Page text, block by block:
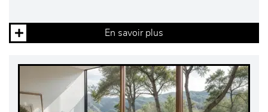
En savoir plus